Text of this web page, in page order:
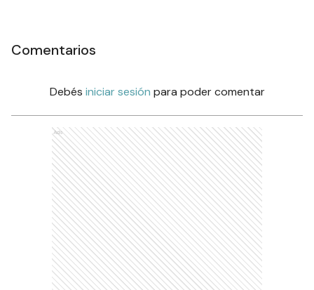
Comentarios
Debés iniciar sesión para poder comentar
Ads